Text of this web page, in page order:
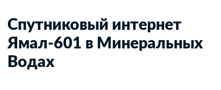
Спутниковый интернет
Ямал-601 в Минеральных
Водах